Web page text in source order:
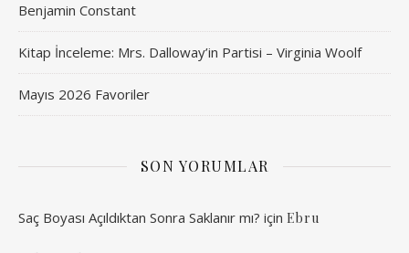
Benjamin Constant
Kitap İnceleme: Mrs. Dalloway’in Partisi – Virginia Woolf
Mayıs 2026 Favoriler
SON YORUMLAR
Saç Boyası Açıldıktan Sonra Saklanır mı? için Ebru